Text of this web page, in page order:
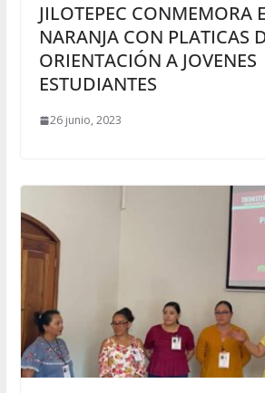
JILOTEPEC CONMEMORA
NARANJA CON PLATICAS
ORIENTACIÓN A JOVENES
ESTUDIANTES
26 junio, 2023